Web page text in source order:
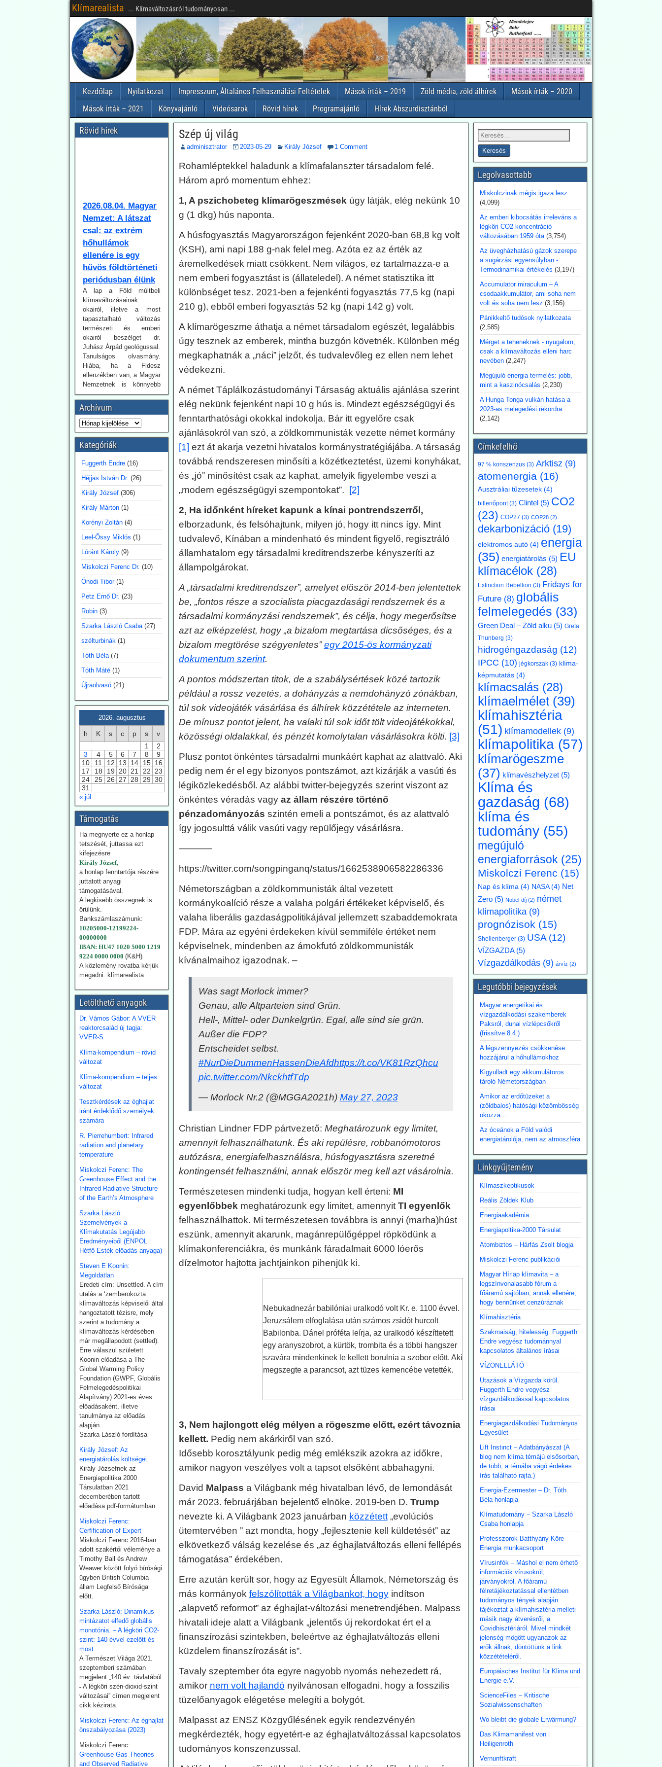
Klímarealista ... Klímaváltozásról tudományosan ...
Kezdőlap Nyilatkozat Impresszum, Általános Felhasználási Feltételek Mások írták – 2019 Zöld média, zöld álhírek
Mások írták – 2020
Mások írták – 2021
Könyvajánló Videósarok Rövid hírek Programajánló Hírek Abszurdisztánból
Szép új világ
adminisztrator 2023-05-29 Király József 1 Comment
Rohamléptekkel haladunk a klímafalanszter társadalom felé.
Három apró momentum ehhez:
1, A pszichobeteg klímarögeszmések úgy látják, elég nekünk 10
g (1 dkg) hús naponta.
A húsfogyasztás Magyarországon fejenként 2020-ban 68,8 kg volt
(KSH), ami napi 188 g-nak felel meg. Azóta ez az érték az
áremelkedések miatt csökkent. Nem világos, ez tartalmazza-e a
nem emberi fogyasztást is (állateledel). A német statisztika itt
különbséget tesz. 2021-ben a fejenkénti fogyasztás 77,5 kg (napi
210 g), ebből emberi fogyasztás 52 kg (napi 142 g) volt.
A klímarögeszme áthatja a német társadalom egészét, legalábbis
úgy tesznek az emberek, mintha buzgón követnék. Különben még
megkaphatnák a „náci” jelzőt, és tudvalevőleg ez ellen nem lehet
védekezni.
A német Táplálkozástudományi Társaság aktuális ajánlása szerint
elég nekünk fejenként napi 10 g hús is. Mindezt egészségügyi és
fenntarthatósági okokkal indokolja. Bár itt egyelőre csak
ajánlásokról van szó, a zöldkommunisták vezette német kormány
[1] ezt át akarja vezetni hivatalos kormánystratégiájába. A társaság
továbbá rendszeresen minősíti a közétkeztetést, üzemi konyhákat,
és „jó” minősítést csak az kaphat, amelyik figyelembe veszi a
„modern egészségügyi szempontokat”.
[2]
2, Ha időnként híreket kapunk a kínai pontrendszerről,
elborzadunk, és felsóhajtunk, milyen jó, hogy itt nincs így. Mint
tudvalevő, Kínában a mindenható és mindent figyelő, regisztráló
államhatalom egy társadalmi kreditrendszerbe kényszeríti az
állampolgárokat.
A „társadalmi kreditrendszer”, amelyet először 2014-ben jelentettek
be, „fontos része a szocialista piacgazdasági rendszernek és a
társadalmi kormányzási rendszernek”, és célja, hogy megerősítse
azt az elképzelést, hogy „a bizalom megtartása dicsőséges, és a
bizalom megtörése szégyenletes”egy 2015-ös kormányzati
dokumentum szerint.
A pontos módszertan titok, de a szabálysértések közé tartozik
például a rossz vezetés, a dohányzás a nemdohányzó zónákban,
túl sok videojáték vásárlása és álhírek közzététele az interneten.
De mínusz pontot jelent, ha valaki túl sok időt tölt videojátékokkal,
közösségi oldalakkal, és pénzét komolytalan vásárlásokra költi. [3]
Plusz pontot önkéntes társadalmi munkáért kaphat az alattvaló. Aki
pedig nem ér el egy bizonyos pontszámot, azt kizárják a vasúti és
légiközlekedésből. Az alábbi twitter-bejegyzés szerint viszont az
önkéntes véradás vagy az állam részére történő
pénzadományozás szintén emeli a pontszámot, és az alattvaló
így jogosulttá válik vasúti vagy repülőjegy vásárlásra.
———–
https://twitter.com/songpinganq/status/1662538906582286336
Németországban a zöldkommunisták által vezetett
kormánykoalíció része a valaha polgári értékeket képviselő, és
valaha liberális gazdaságpolitikájával jellemzett szabaddemokrata
FDP. Mára az egyéni érdekeken kívül semmiféle értéket nem
képviselnek, mindenben az ámokfutó zöldkommunisták
kívánalmaihoz igazodnak. –
Was sagt Morlock immer?
Genau, alle Altparteien sind Grün.
Hell-, Mittel- oder Dunkelgrün. Egal, alle sind sie grün.
Außer die FDP?
Entscheidet selbst.
#NurDieDummenHassenDieAfdhttps://t.co/VK81RzQhcu
pic.twitter.com/NkckhtfTdp
— Morlock Nr.2 (@MGGA2021h) May 27, 2023
Christian Lindner FDP pártvezető: Meghatározunk egy limitet,
amennyit felhasználhatunk. És aki repülésre, robbanómotoros
autózásra, energiafelhasználásra, húsfogyasztásra szeretné
kontingensét felhasználni, annak először meg kell azt vásárolnia.
Természetesen mindenki tudja, hogyan kell érteni: MI
egyenlőbbek meghatározunk egy limitet, amennyit TI egyenlők
felhasználhattok. Mi természetesen továbbra is annyi (marha)húst
eszünk, amennyit akarunk, magánrepülőgéppel röpködünk a
klímakonferenciákra, és munkánk fáradalmait 6000 lóerős
dízelmotor hajtotta jachtjainkon pihenjük ki.
Nebukadnezár babilóniai uralkodó volt Kr. e. 1100 évvel.
Jeruzsálem elfoglalása után számos zsidót hurcolt
Babilonba. Dánel próféta leírja, az uralkodó készíttetett
egy aranyszobrot, a kürtök, trombita és a többi hangszer
szavára mindenkinek le kellett borulnia a szobor előtt. Aki
megszegte a parancsot, azt tüzes kemencébe vetették.
3, Nem hajlongott elég mélyen a rögeszme előtt, ezért távoznia
kellett. Pedig nem akárkiről van szó.
Idősebb korosztályunk pedig még emlékszik azokra az időkre,
amikor nagyon veszélyes volt a tapsot elsőként abbahagyni.
David Malpass a Világbank még hivatalban lévő, de lemondását
már 2023. februárjában bejelentő elnöke. 2019-ben D. Trump
nevezte ki. A Világbank 2023 januárban közzétett„evolúciós
ütemtervében ” azt mondta, hogy „fejlesztenie kell küldetését” az
elkövetkező válság kezelése és „az éghajlatváltozás elleni fellépés
támogatása” érdekében.
Erre azután került sor, hogy az Egyesült Államok, Németország és
más kormányok felszólították a Világbankot, hogyindítson
„alapvető reformot” az éghajlat-változási menetrendjében. Malpass
hivatali ideje alatt a Világbank „jelentős új rekordokat ért el a
finanszírozási szintekben, beleértve az éghajlatváltozás elleni
küzdelem finanszírozását is”.
Tavaly szeptember óta egyre nagyobb nyomás nehezedett rá,
amikor nem volt hajlandó nyilvánosan elfogadni, hogy a fosszilis
tüzelőanyagok elégetése melegíti a bolygót.
Malpasst az ENSZ Közgyűlésének egyik rendezvényén
megkérdezték, hogy egyetért-e az éghajlatváltozással kapcsolatos
tudományos konszenzussal.
Rövid hírek
csal: az extrém
hőhullámok
ellenére is egy
hűvös földtörténeti
periódusban élünk
A lap a Föld múltbeli
klímaváltozásainak
okairól, illetve a most
tapasztalható változás
természeti és emberi
okairól beszélget dr.
Juhász Árpád geológussal.
Tanulságos olvasmány.
Hiába, ha a Fidesz
ellenzékben van, a Magyar
Nemzetnek is könnyebb
realista hangvételű
írásokat közzétennie.
2026.07.30. Uncut-
News: Az adatok
cáfolják az
erdőtüzekkel
kapcsolatos
legutóbbi
pánikkeltést
A klímarögeszme felé
elkötelezett média (vagyis
a főáramú média 100 %-
ban) a klímaváltozásban,
magyarul az antropogén
CO2-kibocsátás
növekedésében igyekszik
megtalálni (vagy legalábbis
az olvasókkal elhitetni) az
erdőtüzek okát. Így van ez
az idén is, mint a korábbi
években. A gépezet
figyelmen kívül hagyja úgy
az emberi tényezőt, akár a
gondatlanságot, akár a
szándékos gyújtogatást,
mint a hatósági
ideológiavezérelt
hozzáállást, amit több
bejegyzésünkben
tematizáltunk. De még így
is van egy probléma: Az
idén jóval alacsonyabb a
tűzesetek száma
világszerte, mint a
regisztrálás 2003-as
kezdete óta.
Ugyancsak az uncut-news
számol be róla,
Franciaországban idén
július 6-a óta 162 embert
vettek őrizetbe szándékos
tűzgyújtás gyanújával.
2026.07.28.
Blackout News: A
feneketlen hordó
neve
karbonsemlegessé
g -
Németországban is
Németország az
energiafordulat
finanszírozására 2026-ra
23,7 milliárd eurót irányoz
elő. Emellett Németország
évi 10 milliárd eurós
nagyságrendben
finanszíroz nemzetközi
klímaprojekteket.
2026.07.28.
Blackout News:
Szardínia:
Lángokban állnak a
szolárpanelek
Július 18-án súlyos
tűzvész tört ki egy
magántulajdonú
ipari övezetében,
Szardínián. A tűz során
nyilvánvalóan több ezer
napelem lángokban állt. A
tűz már az előző nap
keletkezett.
2026.07.28. EIKE:
Henrik Svensmark
nemzetközi hírű
légkörkutatót
egyeteme állásából
- feltehetően a
klímapánikkeltést
cáfoló eredményei
miatt.
A Dániai Műszaki Egyetem
(DTU) fölmondott
Svensmarknak.
Svensmark neve
összeforrott a kozmikus
sugárzás és
felhőképződés
kutatásával. Eredményei
nem támogatták minden
esetben az IPCC
direktívákat.
2026.07.28. EIKE:
Az USA és
Németország
fokozza a
geotermiában rejlő
lehetőségek
kiaknázását
Az USA képviselőháza
törvény fogadott el a
geotermikus energia
kiaknázásának
felgyorsítására.
Németországban 2024-ben
összesen 29 TWh energiát
nyertek a föld mélyéből.
Németország is hatósági
úton kívánja a kiaknázást
felgyorsítani.
2026.07.22.
Climatechangedisp
atch: Japán
visszakozik
klímavédelmi
vállalásaitól
Japán – szomszédjához,
Dél-Koreához hasonlóan –
újra üzembe helyezi
azokat a szénerőműveket,
amelyeket nemrég még
egy szennyezőbb korszak
bélyegeztek. Az
energiaügyi hatóságok
„rendkívüli ellátási
bizonytalansággal”
indokolták annak a
Archívum
Kategóriák
Fuggerth Endre (16)
Héjjas István Dr. (26)
Király József (306)
Király Márton (1)
Korényi Zoltán (4)
Leel-Őssy Miklós (1)
Lóránt Károly (9)
Miskolczi Ferenc Dr. (10)
Ónodi Tibor(1)
Petz Ernő Dr. (23)
Robin (3)
Szarka László Csaba(27)
szélturbinák (1)
Tóth Béla(7)
Tóth Máté (1)
Újraolvasó (21)
2026. augusztus
h K s c p s
v
1
2
3
4 5 6 7 8
9
10
11 12 13 14 15 16
17
18 19 20 21 22
23
24
25 26 27 28 29 30
31
« júl
Támogatás
Ha megnyerte ez a honlap
tetszését, juttassa ezt
kifejezésre
Király József,
a honlap fenntartója részére
juttatott anyagi
támogatásával.
A legkisebb összegnek is
örülünk.
Bankszámlaszámunk:
10205000-12199224-
00000000
IBAN: HU47 1020 5000 1219
9224 0000 0000 (K&H)
A közlemény rovatba kérjük
megadni: klímarealista
Letölthető anyagok
Dr. Vámos Gábor: A VVER
reaktorcsalád új tagja:
VVER-S
Klíma-kompendium – rövid
változat
Klíma-kompendium – teljes
változat
Tesztkérdések az éghajlat
iránt érdeklődő személyek
számára
R. Pierrehumbert: Infrared
radiation and planetary
temperature
Miskolczi Ferenc: The
Greenhouse Effect and the
Infrared Radiative Structure
of the Earth’s Atmosphere
Szarka László:
Szemelvények a
Klímakutatás Legújabb
Eredményeiből (ENPOL
Hétfő Esték előadás anyaga)
Steven E Koonin:
Megoldatlan
Eredeti cím: Unsettled. A cím
utalás a ‘zemberokozta
klímaváltozás képviselői által
hangoztatott tézisre, mely
szerint a tudomány a
klímaváltozás kérdésében
már megállapodott (settled).
Erre válaszul született
Koonin előadása a The
Global Warming Policy
Foundation (GWPF, Globális
Felmelegedéspolitikai
Alapítvány) 2021-es éves
előadásaként, illetve
tanulmánya az előadás
alapján.
Szarka László fordítása
Király József: Az
energiatárolás költségei.
Király Józsefnek az
Energiapolitika 2000
Társulatban 2021
decemberében tartott
előadása pdf-formátumban
Miskolczi Ferenc:
Cerfification of Expert
Miskolczi Ferenc 2016-ban
adott szakértői véleménye a
Timothy Ball és Andrew
Weawer között folyó bírósági
ügyben British Columbia
állam Legfelső Bírósága
előtt.
Szarka László: Dinamikus
mintázatot elfedő globális
monotónia. – A légköri CO2-
szint: 140 évvel ezelőtt és
most
A Természet Világa 2021.
szeptemberi számában
megjelent „140 év távlatából
˗ A légköri szén-dioxid-szint
változásai” címen megjelent
cikk kézirata
Miskolczi Ferenc: Az éghajlat
önszabályozása (2023)
Miskolczi Ferenc:
Greenhouse Gas Theories
and Observed Radiative
Legolvasottabb
Miskolczinak mégis igaza lesz
(4,099)
Az emberi kibocsátás irreleváns a
légköri CO2-koncentráció
változásában 1959 óta (3,754)
Az üvegházhatású gázok szerepe
a sugárzási egyensúlyban -
Termodinamikai értékelés (3,197)
Accumulator miraculum – A
csodaakkumulátor, ami soha nem
volt és soha nem lesz (3,156)
Pánikkeltő tudósok nyilatkozata
(2,585)
Mérget a teheneknek - nyugalom,
csak a klímaváltozás elleni harc
nevében (2,247)
Megújuló energia termelés: jobb,
mint a kaszinócsalás (2,230)
A Hunga Tonga vulkán hatása a
2023-as melegedési rekordra
(2,142)
Címkefelhő
97 % konszenzus(3) Arktisz(9)
atomenergia(16)
Ausztráliai tűzesetek(4)
billenőpont(3) Clintel (5) CO2
(23) COP27 (3) COP28(2)
dekarbonizáció(19)
elektromos autó(4) energia
(35) energiatárolás (5) EU
klímacélok(28)
Extinction Rebellion (3) Fridays for
Future(8) globális
felmelegedés (33)
Green Deal – Zöld alku(5) Greta
Thunberg (3)
hidrogéngazdaság (12)
IPCC (10) jégkorszak(3) klíma-
képmutatás(4)
klímacsalás(28)
klímaelmélet(39)
klímahisztéria
(51) klímamodellek(9)
klímapolitika(57)
klímarögeszme
(37) klímavészhelyzet(5)
Klíma és
gazdaság (68)
klíma és
tudomány(55)
megújuló
energiaforrások (25)
Miskolczi Ferenc (15)
Nap és klíma(4) NASA(4) Net
Zero(5) Nobel-díj(2) német
klímapolitika(9)
prognózisok (15)
Shellenberger(3) USA(12)
VÍZGAZDA(5)
Vízgazdálkodás(9) árvíz (2)
Legutóbbi bejegyzések
Magyar energetikai és
vízgazdálkodási szakemberek
Paksról, dunai vízlépcsőkről
(frissítve 8.4.)
A légszennyezés csökkenése
hozzájárul a hőhullámokhoz
Kigyulladt egy akkumulátoros
tároló Németországban
Amikor az erdőtüzeket a
(zöldbalos) hatósági közömbösség
okozza…
Az óceánok a Föld valódi
energiatárolója, nem az atmoszféra
Linkgyűjtemény
Klímaszkeptikusok
Reális Zöldek Klub
Energiaakadémia
Energiapoltika-2000 Társulat
Atombiztos – Hárfás Zsolt blogja
Miskolczi Ferenc publikációi
Magyar Hírlap klímavita – a
legszínvonalasabb fórum a
főáramú sajtóban, annak ellenére,
hogy bennünket cenzúráznak
Klímahisztéria
Szakmaiság, hitelesség. Fuggerth
Endre vegyész tudománnyal
kapcsolatos általános írásai
VÍZÖNELLÁTÓ
Utazások a Vízgazda körül.
Fuggerth Endre vegyész
vízgazdálkodással kapcsolatos
írásai
Energiagazdálkodási Tudományos
Egyesület
Lift Instinct – Adatbányászat (A
blog nem klíma témájú elsősorban,
de több, a témába vágó érdekes
írás található rajta.)
Energia-Ezermester – Dr. Tóth
Béla honlapja
Klímatudomány – Szarka László
Csaba honlapja
Professzorok Batthyány Köre
Energia munkacsoport
Vírusinfók – Máshol el nem érhető
információk vírusokról,
járványokról. A főáramú
félretájékoztatással ellentétben
tudományos tények alapján
tájékoztat a klímahisztéria melleti
másik nagy átverésről, a
Covidhisztériáról. Mivel mindkét
jelenség mögött ugyanazok az
erők állnak, döntöttünk a link
közzétételéről.
Europäisches Institut für Klima und
Energie e.V.
ScienceFiles – Kritische
Sozialwissenschaften
Wo bleibt die globale Erwärmung?
Das Klimamanifest von
Heiligenroth
Vernunftkraft